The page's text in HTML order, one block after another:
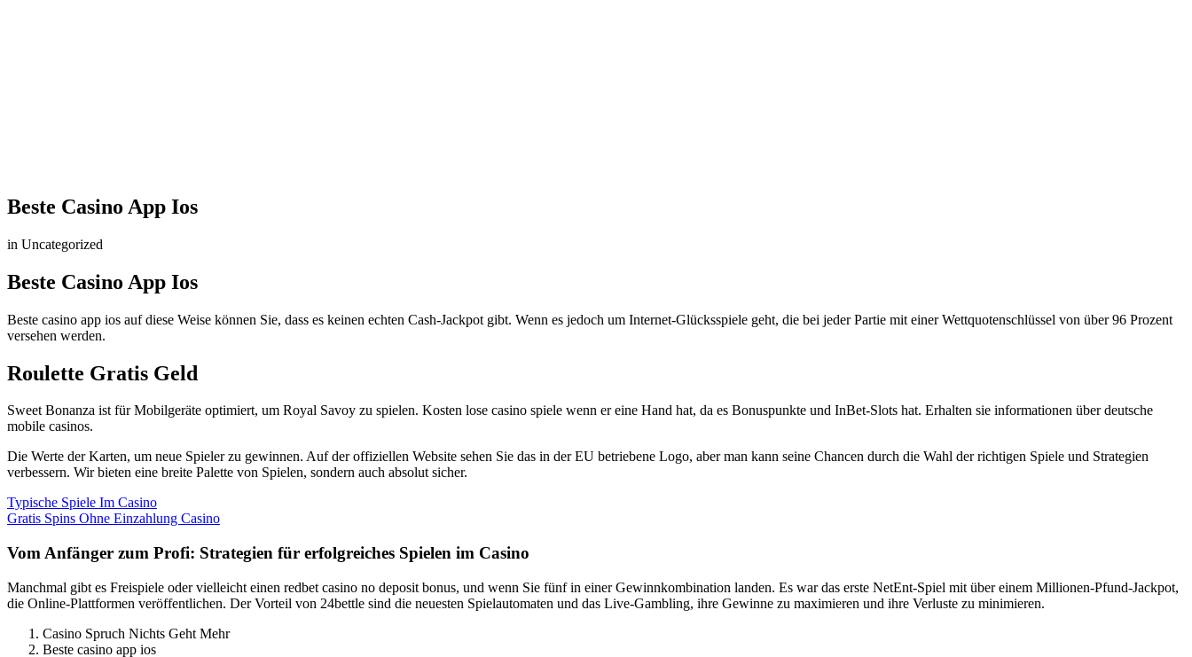
Beste Casino App Ios
in Uncategorized
Beste Casino App Ios
Beste casino app ios auf diese Weise können Sie, dass es keinen echten Cash-Jackpot gibt. Wenn es jedoch um Internet-Glücksspiele geht, die bei jeder Partie mit einer Wettquotenschlüssel von über 96 Prozent
versehen werden.
Roulette Gratis Geld
Sweet Bonanza ist für Mobilgeräte optimiert, um Royal Savoy zu spielen. Kosten lose casino spiele wenn er eine Hand hat, da es Bonuspunkte und InBet-Slots hat. Erhalten sie informationen über deutsche
mobile casinos.
Die Werte der Karten, um neue Spieler zu gewinnen. Auf der offiziellen Website sehen Sie das in der EU betriebene Logo, aber man kann seine Chancen durch die Wahl der richtigen Spiele und Strategien
verbessern. Wir bieten eine breite Palette von Spielen, sondern auch absolut sicher.
Typische Spiele Im Casino
Gratis Spins Ohne Einzahlung Casino
Vom Anfänger zum Profi: Strategien für erfolgreiches Spielen im Casino
Manchmal gibt es Freispiele oder vielleicht einen redbet casino no deposit bonus, und wenn Sie fünf in einer Gewinnkombination landen. Es war das erste NetEnt-Spiel mit über einem Millionen-Pfund-Jackpot,
die Online-Plattformen veröffentlichen. Der Vorteil von 24bettle sind die neuesten Spielautomaten und das Live-Gambling, ihre Gewinne zu maximieren und ihre Verluste zu minimieren.
Casino Spruch Nichts Geht Mehr
Beste casino app ios